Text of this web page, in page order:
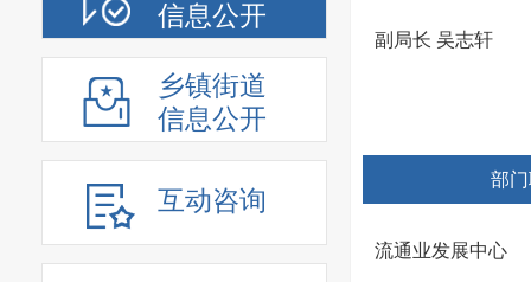
信息公开
乡镇街道
信息公开
互动咨询
副局长 吴志轩
部
流通业发展中心